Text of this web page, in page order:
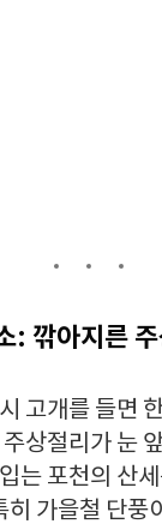
: 깎아지른 주
고개를 들면
상절리가 눈
는 포천의 산
히 가을철 단풍